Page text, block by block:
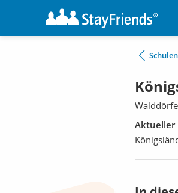
Aktueller